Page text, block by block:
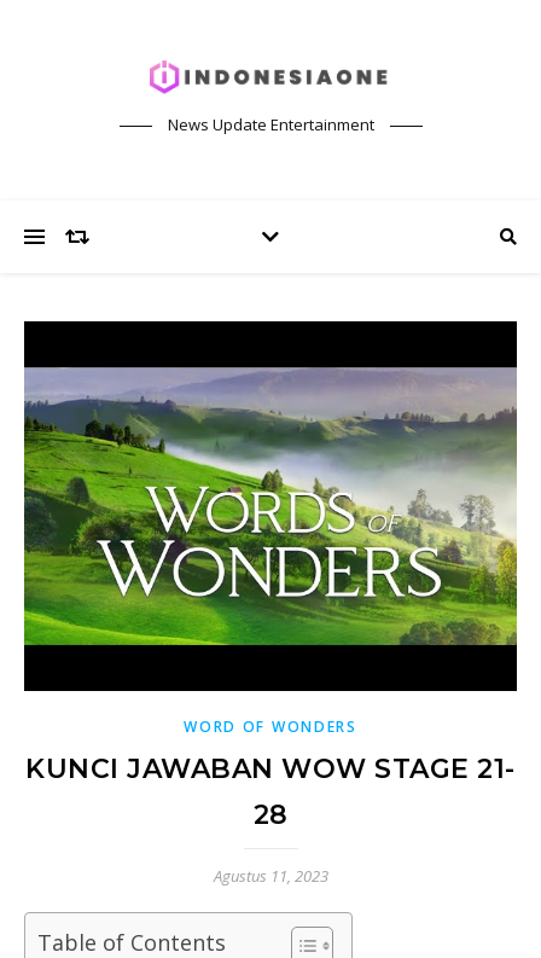
News Update Entertainment
WORD OF WONDERS
KUNCI JAWABAN WOW STAGE 21-
28
Agustus 11, 2023
Table of Contents